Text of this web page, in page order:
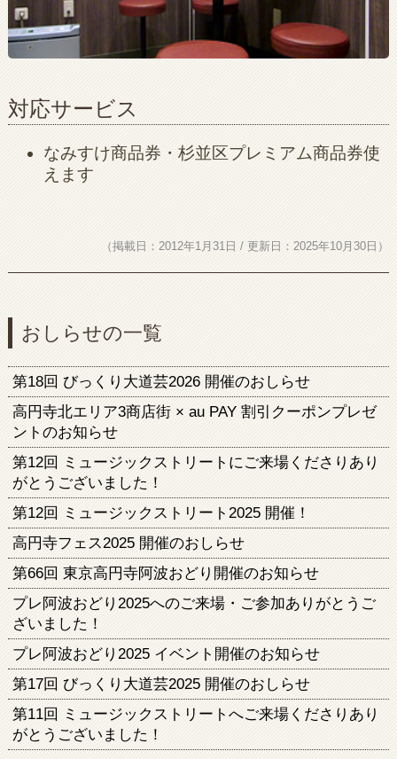
対応サービス
なみすけ商品券・杉並区プレミアム商品券使
えます
（掲載日：2012年1月31日 / 更新日：2025年10月30日）
おしらせの一覧
第18回 びっくり大道芸2026 開催のおしらせ
高円寺北エリア3商店街 × au PAY 割引クーポンプレゼ
ントのお知らせ
第12回 ミュージックストリートにご来場くださりあり
がとうございました！
第12回 ミュージックストリート2025 開催！
高円寺フェス2025 開催のおしらせ
第66回 東京高円寺阿波おどり開催のお知らせ
プレ阿波おどり2025へのご来場・ご参加ありがとうご
ざいました！
プレ阿波おどり2025 イベント開催のお知らせ
第17回 びっくり大道芸2025 開催のおしらせ
第11回 ミュージックストリートへご来場くださりあり
がとうございました！